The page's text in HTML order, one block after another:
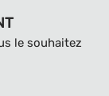
le souhaitez